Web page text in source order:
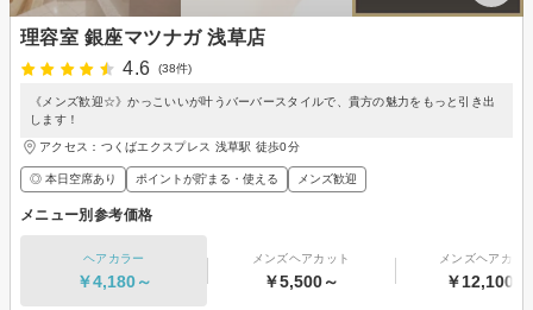
理容室 銀座マツナガ 浅草店
4.6
(38件)
《メンズ歓迎☆》かっこいいが叶うバーバースタイルで、貴方の魅力をもっと引き出
します！
アクセス：つくばエクスプレス 浅草駅 徒歩0分
◎ 本日空席あり ポイントが貯まる・使える メンズ歓迎
メニュー別参考価格
ヘアカラー
￥4,180～
メンズヘアカット
￥5,500～
メンズヘアカラ
￥12,100～